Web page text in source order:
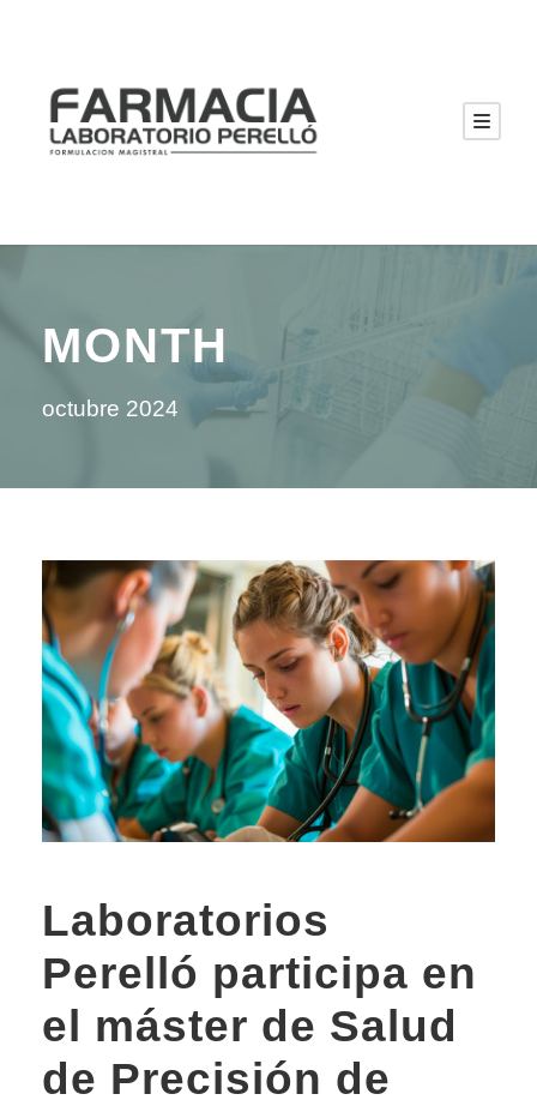
MONTH
octubre 2024
Laboratorios
Perelló participa en
el máster de Salud
de Precisión de